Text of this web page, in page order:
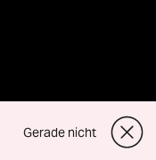
Gerade nicht